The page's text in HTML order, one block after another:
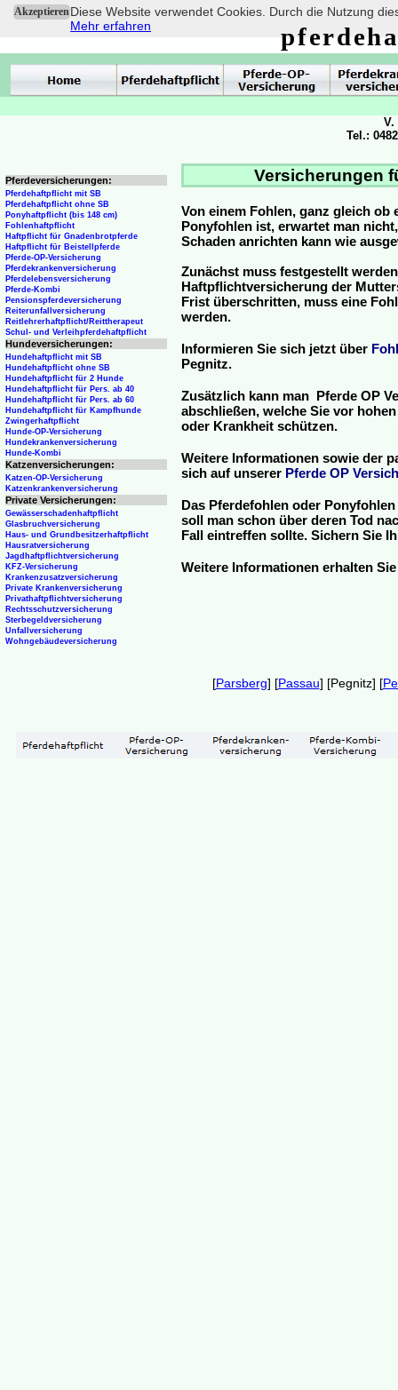
AkzeptierenDiese Website verwendet Cookies. Durch die Nutzung
Mehr erfahren
Versicherungen
Von einem Fohlen, ganz gleich ob
Ponyfohlen ist, erwartet man
Schaden anrichten kann wie
Zunächst muss festgestellt
Haftpflichtversicherung der
Frist überschritten, muss eine
werden.
Informieren Sie sich jetzt über
Pegnitz.
Zusätzlich kann man Pferde OP
abschließen, welche Sie vor
oder Krankheit schützen.
Weitere Informationen sowie der
sich auf unserer Pferde OP
Das Pferdefohlen oder
soll man schon über deren Tod
Fall eintreffen sollte. Sichern Sie
Weitere Informationen erhalten
Pferdeversicherungen:
Pferdehaftpflicht mit SB
Pferdehaftpflicht ohne SB
Ponyhaftpflicht (bis 148 cm)
Fohlenhaftpflicht
Haftpflicht für Gnadenbrotpferde
Haftpflicht für Beistellpferde
Pferde-OP-Versicherung
Pferdekrankenversicherung
Pferdelebensversicherung
Pferde-Kombi
Pensionspferdeversicherung
Reiterunfallversicherung
Reitlehrerhaftpflicht/Reittherapeut
Schul- und Verleihpferdehaftpflicht
Hundeversicherungen:
Hundehaftpflicht mit SB
Hundehaftpflicht ohne SB
Hundehaftpflicht für 2 Hunde
Hundehaftpflicht für Pers. ab 40
Hundehaftpflicht für Pers. ab 60
Hundehaftpflicht für Kampfhunde
Zwingerhaftpflicht
Hunde-OP-Versicherung
Hundekrankenversicherung
Hunde-Kombi
Katzenversicherungen:
Katzen-OP-Versicherung
Katzenkrankenversicherung
Private Versicherungen:
Gewässerschadenhaftpflicht
Glasbruchversicherung
Haus- und Grundbesitzerhaftpflicht
Hausratversicherung
Jagdhaftpflichtversicherung
KFZ-Versicherung
Krankenzusatzversicherung
Private Krankenversicherung
Privathaftpflichtversicherung
Rechtsschutzversicherung
Sterbegeldversicherung
Unfallversicherung
Wohngebäudeversicherung
V.
Tel.:
[Parsberg] [Passau] [Pegnitz] [